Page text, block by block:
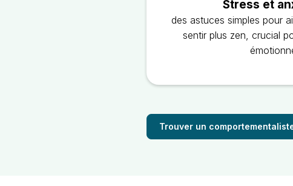
Stress et
des astuces simples pour
sentir plus zen, crucial
Trouver un